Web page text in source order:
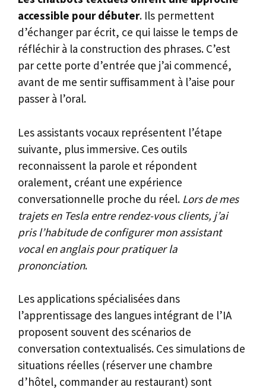
accessible pour débuter. Ils permettent
d’échanger par écrit, ce qui laisse le temps de
réfléchir à la construction des phrases. C’est
par cette porte d’entrée que j’ai commencé,
avant de me sentir suffisamment à l’aise pour
passer à l’oral.
Les assistants vocaux représentent l’étape
suivante, plus immersive. Ces outils
reconnaissent la parole et répondent
oralement, créant une expérience
conversationnelle proche du réel. Lors de mes
trajets en Tesla entre rendez-vous clients, j’ai
pris l’habitude de configurer mon assistant
vocal en anglais pour pratiquer la
prononciation.
Les applications spécialisées dans
l’apprentissage des langues intégrant de l’IA
proposent souvent des scénarios de
conversation contextualisés. Ces simulations de
situations réelles (réserver une chambre
d’hôtel, commander au restaurant) sont